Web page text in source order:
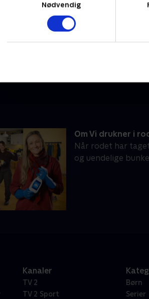
Nødvendig
beliggenhed
Om Vi drukner i
Når rodet har
og uendelige
Kanaler
TV 2
TV 2 Sport
Børn
Serier